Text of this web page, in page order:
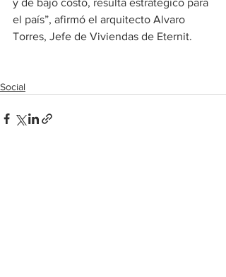
y de bajo costo, resulta estratégico para
el país”, afirmó el arquitecto Alvaro
Torres, Jefe de Viviendas de Eternit.
Social